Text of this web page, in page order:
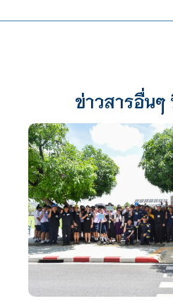
ข่าวสารอื่นๆ